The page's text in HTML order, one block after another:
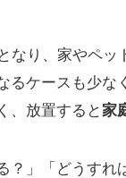
なり、家やペ
るケースも少
、放置すると家
？」「どうす